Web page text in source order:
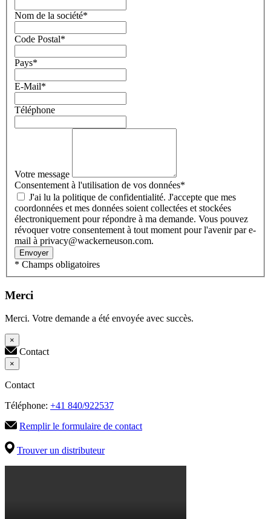
Nom de la société*
Code Postal*
Pays*
E-Mail*
Téléphone
Votre message
Consentement à l'utilisation de vos données*
coordonnées et mes données soient collectées et stockées
électroniquement pour répondre à ma demande. Vous pouvez
révoquer votre consentement à tout moment pour l'avenir par e-
mail à privacy@wackerneuson.com.
Envoyer
* Champs obligatoires
Merci
Merci. Votre demande a été envoyée avec succès.
×
Contact
×
Contact
Téléphone: +41 840/922537
Remplir le formulaire de contact
Trouver un distributeur